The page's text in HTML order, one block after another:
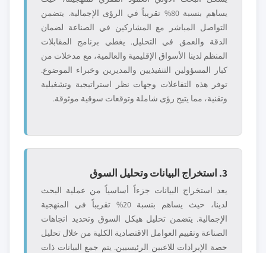
يساهم بنسبة 80% تقريباً في الرؤى الإجمالية. يتضمن
التواصل المباشر مع المشاركين في الصناعة لضمان
الدقة والعمق في التحليل. يغطي برنامج المقابلات
المنظم لدينا الأسواق الإقليمية والعالمية، مع مدخلات من
كبار المسؤولين التنفيذيين والمديرين وخبراء الموضوع.
توفر هذه التفاعلات وجهات نظر استراتيجية وتشغيلية
وتقنية، مما يتيح رؤى شاملة وتوقعات سوقية موثوقة.
3. استخراج البيانات وتحليل السوق
يعد استخراج البيانات جزءاً أساسياً من عملية البحث
لدينا، حيث يساهم بنسبة 20% تقريباً في المنهجية
الإجمالية. يتضمن تحليل هيكل السوق وتحديد اتجاهات
الصناعة وتقييم العوامل الاقتصادية الكلية من خلال تحليل
حصة الإيرادات للاعبين الرئيسيين. يتم جمع البيانات ذات